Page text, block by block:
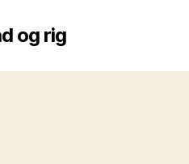
og rig